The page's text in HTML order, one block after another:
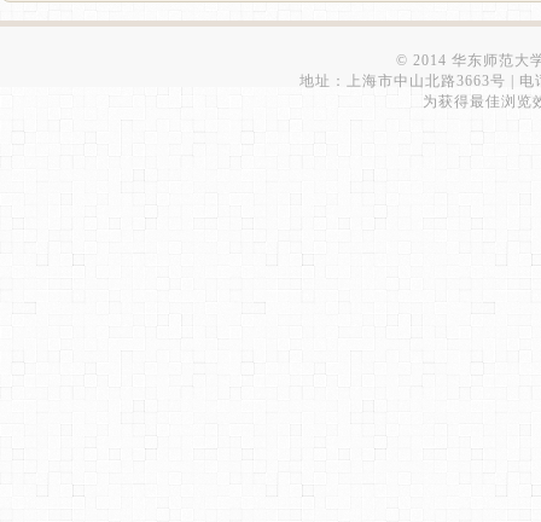
© 2014 华东师范大
地址：上海市中山北路3663号 | 电
为获得最佳浏览